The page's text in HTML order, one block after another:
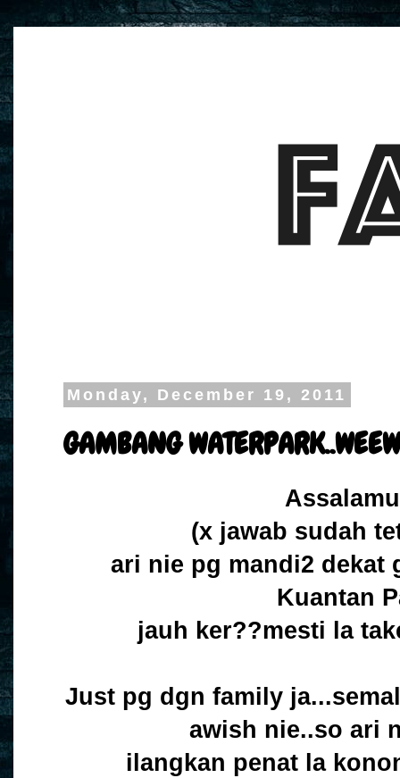
Monday, December 19, 2011
GAMBANG
(x jawab sudah
ari nie pg mandi2 dekat
Kuantan
jauh ker??mesti la
Just pg dgn family
awish nie..so ari
ilangkan penat la